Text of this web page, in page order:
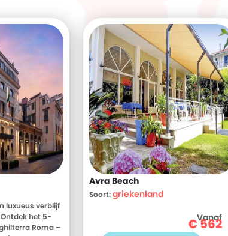
luxueus verblijf
het 5-
Roma –
Avra Beach
Soort:griekenland
Vanaf
€562